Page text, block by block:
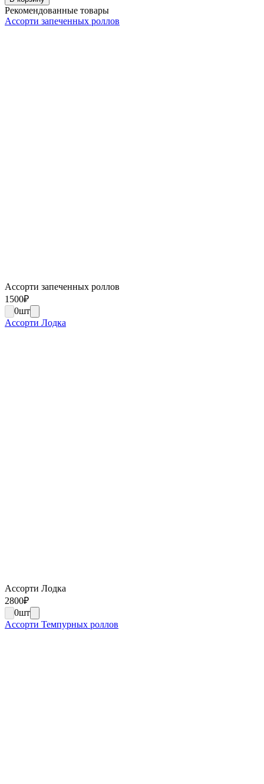
Рекомендованные товары
Ассорти запеченных роллов
Ассорти запеченных роллов
1500₽
0шт
Ассорти Лодка
Ассорти Лодка
2800₽
0шт
Ассорти Темпурных роллов